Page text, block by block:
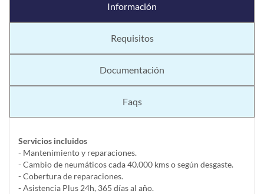
Información
Requisitos
Documentación
Faqs
Servicios incluidos
- Mantenimiento y reparaciones.
- Cambio de neumáticos cada 40.000 kms o según desgaste.
- Cobertura de reparaciones.
- Asistencia Plus 24h, 365 días al año.